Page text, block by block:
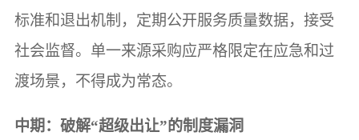
标准和退出机制，定期公开服务质量数据，接受
社会监督。单一来源采购应严格限定在应急和过
渡场景，不得成为常态。
中期：破解“超级出让”的制度漏洞